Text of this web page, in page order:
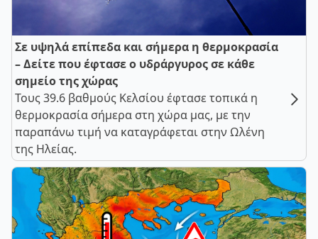
Σε υψηλά επίπεδα και σήμερα η θερμοκρασία
– Δείτε που έφτασε ο υδράργυρος σε κάθε
σημείο της χώρας
Τους 39.6 βαθμούς Κελσίου έφτασε τοπικά η
θερμοκρασία σήμερα στη χώρα μας, με την
παραπάνω τιμή να καταγράφεται στην Ωλένη
της Ηλείας.